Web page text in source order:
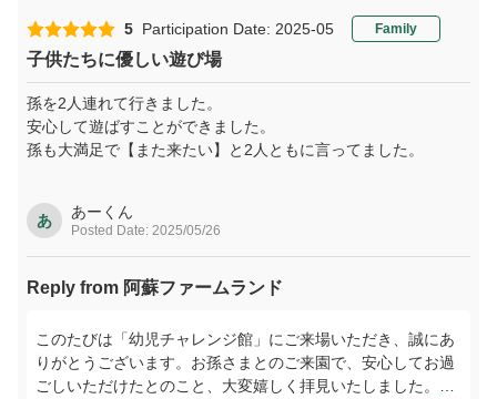
国」など屋外の体験型施設もあわせてお楽しみいただけれ
ば、さらに思い出深い一日になるかと存じます。ご家族での
またのお越しを心よりお待ち申し上げます。
5 Participation Date: 2025-05 Family
子供たちに優しい遊び場
孫を2人連れて行きました。
安心して遊ばすことができました。
孫も大満足で【また来たい】と2人ともに言ってました。
あ あーくん
Posted Date: 2025/05/26
Reply from 阿蘇ファームランド
このたびは「幼児チャレンジ館」にご来場いただき、誠にあ
りがとうございます。お孫さまとのご来園で、安心してお過
ごしいただけたとのこと、大変嬉しく拝見いたしました。ま